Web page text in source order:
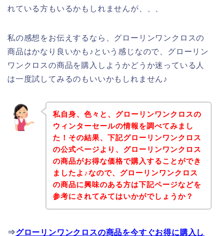
れている方もいるかもしれませんが、、、
私の感想をお伝えするなら、グローリンワンクロスの
商品はかなり良いかも♪という感じなので、グローリン
ワンクロスの商品を購入しようかどうか迷っている人
は一度試してみるのもいいかもしれません♪
私自身、色々と、グローリンワンクロスの
ウィンターセールの情報を調べてみまし
た！その結果、下記グローリンワンクロス
の公式ページより、グローリンワンクロス
の商品がお得な価格で購入することができ
ましたよ♪なので、グローリンワンクロス
の商品に興味のある方は下記ページなどを
参考にされてみてはいかがでしょうか？
⇒グローリンワンクロスの商品を今すぐお得に購入し